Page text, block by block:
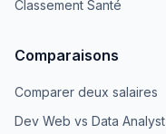
Classement Santé
Comparaisons
Comparer deux salaires
Dev Web vs Data Analyst